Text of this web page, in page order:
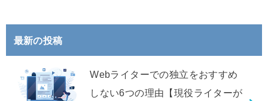
最新の投稿
Webライターでの独立をおすすめ
しない6つの理由【現役ライターが